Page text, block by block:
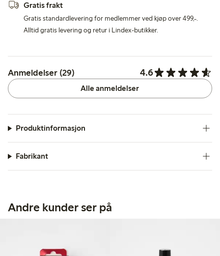
Gratis frakt
Gratis standardlevering for medlemmer ved kjøp over 499,-.
Alltid gratis levering og retur i Lindex-butikker.
Anmeldelser (29) 4.6
Alle anmeldelser
Produktinformasjon
Fabrikant
Andre kunder ser på